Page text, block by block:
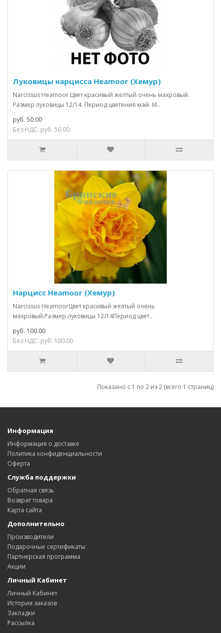
Луковицы нарцисса Heamoor (Хемур)
Narcissus Heamoor Цвет красивый желтый очень махровый.
Размер луковицы 12/14. Период цветения май. М..
руб. 50.00
Без НДС: руб. 50.00
Нарцисс Heamoor (Хемур)
Narcissus HeamoorЦвет красивый желтый очень
махровый.Размер луковицы 12/14Период цвет..
руб. 100.00
Без НДС: руб. 100.00
Показано с 1 по 2 из 2 (всего 1 страниц)
Информация
Информация о доставке
Политика конфиденциальности
Оферта
Служба поддержки
Обратная связь
Возврат товара
Карта сайта
Дополнительно
Производители
Подарочные сертификаты
Партнерская программа
Акции
Личный Кабинет
Личный Кабинет
История заказов
Закладки
Рассылка